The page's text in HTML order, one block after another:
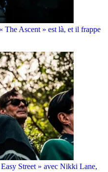
The Ascent » est là, et il frappe
Street » avec Nikki Lane,